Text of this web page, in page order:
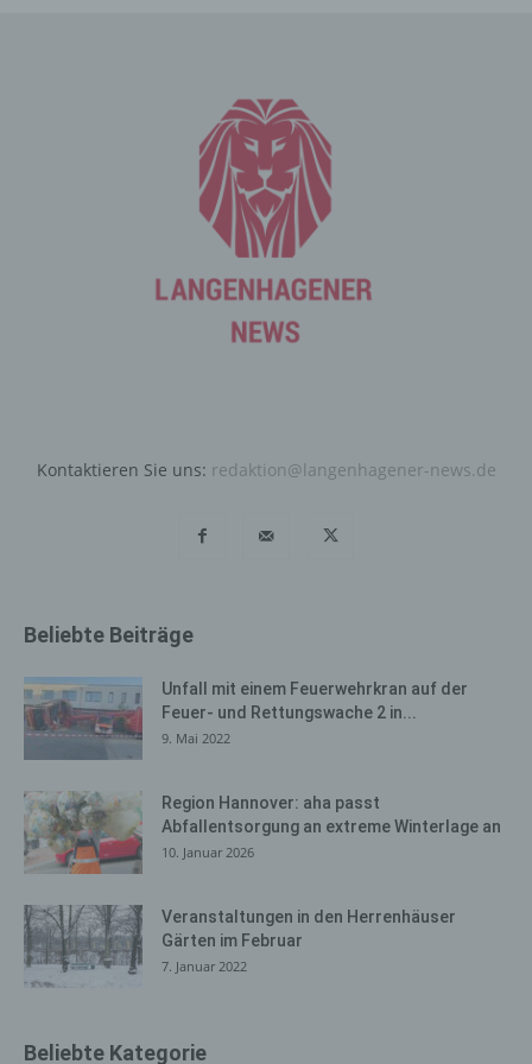
Kontaktieren Sie uns: redaktion@langenhagener-news.de
Beliebte Beiträge
Unfall mit einem Feuerwehrkran auf der
Feuer- und Rettungswache 2 in...
9. Mai 2022
Region Hannover: aha passt
Abfallentsorgung an extreme Winterlage an
10. Januar 2026
Veranstaltungen in den Herrenhäuser
Gärten im Februar
7. Januar 2022
Beliebte Kategorie
Bei der Nutzung dieser allgemeinen Daten und
Informationen ziehen wird keine Rückschlüsse auf die
betroffene Person. Diese Informationen werden vielmehr
benötigt, um (1) die Inhalte unserer Internetseite korrekt
auszuliefern, (2) die Inhalte unserer Internetseite sowie
die Werbung für diese zu optimieren, (3) die dauerhafte
Funktionsfähigkeit unserer informationstechnologischen
Systeme und der Technik unserer Internetseite zu
gewährleisten sowie (4) um Strafverfolgungsbehörden
im Falle eines Cyberangriffes die zur Strafverfolgung
Datensicherheit in unserem Unternehmen zu erhöhen,
sicherzustellen. Die anonymen Daten der Server-Logfiles
Registrierung auf unserer
Internetseite
Die betroffene Person hat die Möglichkeit, sich auf der
Internetseite des für die Verarbeitung Verantwortlichen
registrieren. Welche personenbezogenen Daten dabei
an den für die Verarbeitung Verantwortlichen übermittelt
werden, ergibt sich aus der jeweiligen Eingabemaske,
die für die Registrierung verwendet wird. Die von der
betroffenen Person eingegebenen personenbezogenen
Daten werden ausschließlich für die interne Verwendung
bei dem für die Verarbeitung Verantwortlichen und für
eigene Zwecke erhoben und gespeichert. Der für die